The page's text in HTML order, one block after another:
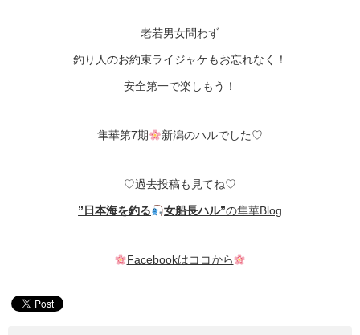
老若男女問わず
釣り人のお約束ライジャケもお忘れなく！
安全第一で楽しもう！
隼華第7期 新潟のハルでした♡
♡過去投稿も見てね♡
”日本海を釣る 女船長ハル”の隼華Blog
Facebookはココから